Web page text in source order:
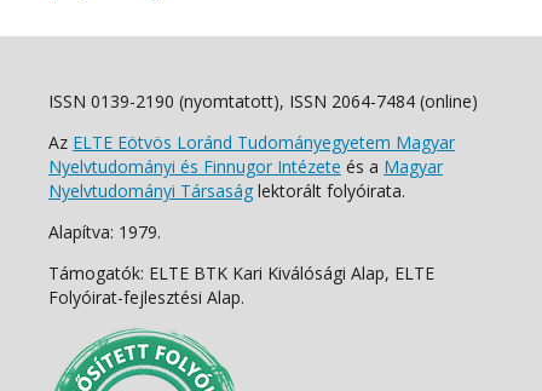
ISSN 0139-2190 (nyomtatott), ISSN 2064-7484 (online)
Az ELTE Eötvös Loránd Tudományegyetem Magyar
Nyelvtudományi és Finnugor Intézete és a Magyar
Nyelvtudományi Társaság lektorált folyóirata.
Alapítva: 1979.
Támogatók: ELTE BTK Kari Kiválósági Alap, ELTE
Folyóirat-fejlesztési Alap.